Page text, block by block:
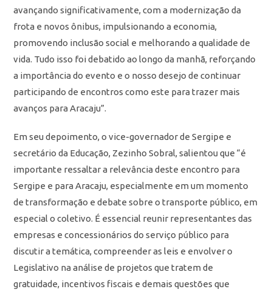
avançando significativamente, com a modernização da
frota e novos ônibus, impulsionando a economia,
promovendo inclusão social e melhorando a qualidade de
vida. Tudo isso foi debatido ao longo da manhã, reforçando
a importância do evento e o nosso desejo de continuar
participando de encontros como este para trazer mais
avanços para Aracaju”.
Em seu depoimento, o vice-governador de Sergipe e
secretário da Educação, Zezinho Sobral, salientou que “é
importante ressaltar a relevância deste encontro para
Sergipe e para Aracaju, especialmente em um momento
de transformação e debate sobre o transporte público, em
especial o coletivo. É essencial reunir representantes das
empresas e concessionários do serviço público para
discutir a temática, compreender as leis e envolver o
Legislativo na análise de projetos que tratem de
gratuidade, incentivos fiscais e demais questões que